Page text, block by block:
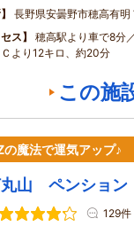
長野県安曇野市穂高有明
ス
穂高駅より車で8分
より12キロ、約20分
この施
魔法で運気アップ♪
丸山 ペンショ
129件